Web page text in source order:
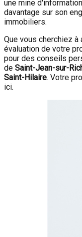
une mine
davantage sur son
immobiliers.
Que vous cherchiez à
évaluation de votre
pour des conseils
de Saint-Jean-sur-
Saint-Hilaire. Votre
ici.